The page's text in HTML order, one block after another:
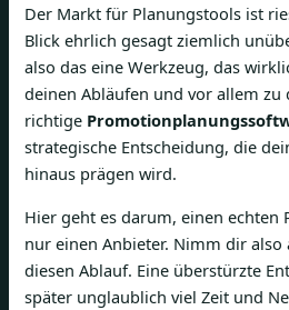
Der Markt für Planungstools ist
Blick ehrlich gesagt ziemlich
also das eine Werkzeug, das
deinen Abläufen und vor allem zu
richtige
strategische Entscheidung, die
hinaus prägen wird.
Hier geht es darum, einen echten
nur einen Anbieter. Nimm dir also
diesen Ablauf. Eine überstürzte
später unglaublich viel Zeit und